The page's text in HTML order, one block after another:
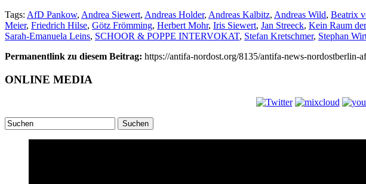
Tags: AfD Pankow, Andrea Siewert, Andreas Holder, Andreas Kalbitz, Andreas Wild, Beatrix
Meier, Friedrich Hilse, Götz Frömming, Herbert Mohr, Iris Siewert, Jan Streeck, Kein Raum
Sarah-Emanuela Leins, SCHOOR & POPPE INTERVOKAT, Stefan Kretschmer, Stephan
Permanentlink zu diesem Beitrag: https://antifa-nordost.org/8135/antifa-news-nordostberlin-
ONLINE MEDIA
Suchen